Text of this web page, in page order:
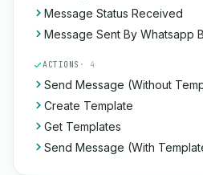
Message Status Received
Message Sent By Whatsapp
ACTIONS · 4
Send Message (Without
Create Template
Get Templates
Send Message (With